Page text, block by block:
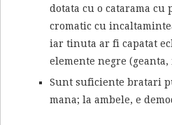
dotata cu o catarama
cromatic cu
iar tinuta ar fi capatat
elemente negre
Sunt suficiente bratari
mana; la ambele, e